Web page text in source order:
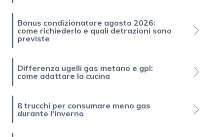
Bonus condizionatore agosto 2026:
come richiederlo e quali detrazioni sono
previste
Differenza ugelli gas metano e gpl:
come adattare la cucina
8 trucchi per consumare meno gas
durante l'inverno